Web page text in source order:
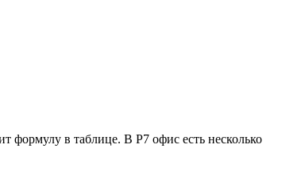
формулу в таблице. В Р7 офис есть несколько